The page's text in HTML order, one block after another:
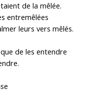
de la mêlée.
entremêlées
leurs vers mêlés.
de les entendre